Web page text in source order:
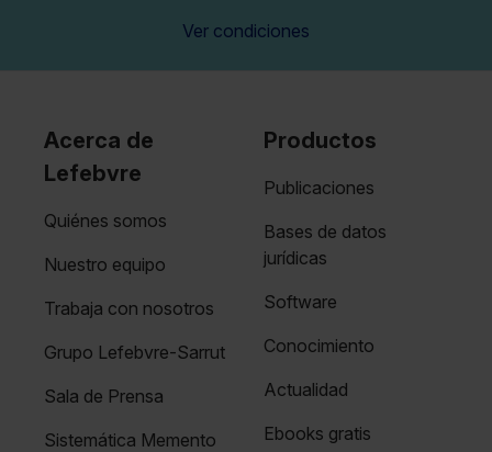
Ver condiciones
Acerca de
Lefebvre
Quiénes somos
Nuestro equipo
Trabaja con nosotros
Grupo Lefebvre-Sarrut
Sala de Prensa
Sistemática Memento
Productos
Publicaciones
Bases de datos
jurídicas
Software
Conocimiento
Actualidad
Ebooks gratis